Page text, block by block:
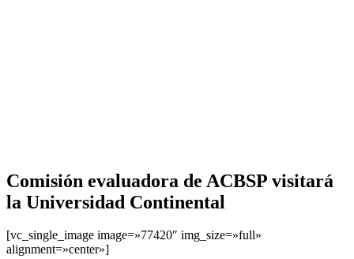
Comisión evaluadora de ACBSP visitará
la Universidad Continental
[vc_single_image image=»77420″ img_size=»full»
alignment=»center»]